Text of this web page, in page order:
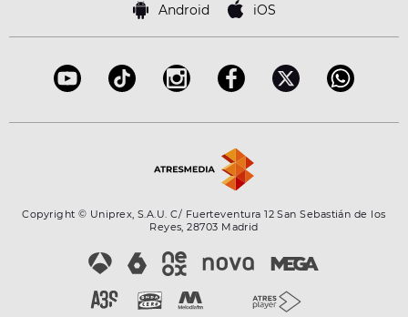
Android iOS
Copyright © Uniprex, S.A.U. C/ Fuerteventura 12 San Sebastián de los
Reyes, 28703 Madrid